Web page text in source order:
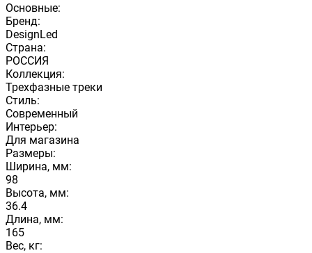
Основные:
Бренд:
DesignLed
Страна:
РОССИЯ
Коллекция:
Трехфазные треки
Стиль:
Современный
Интерьер:
Для магазина
Размеры:
Ширина, мм:
98
Высота, мм:
36.4
Длина, мм:
165
Вес, кг: